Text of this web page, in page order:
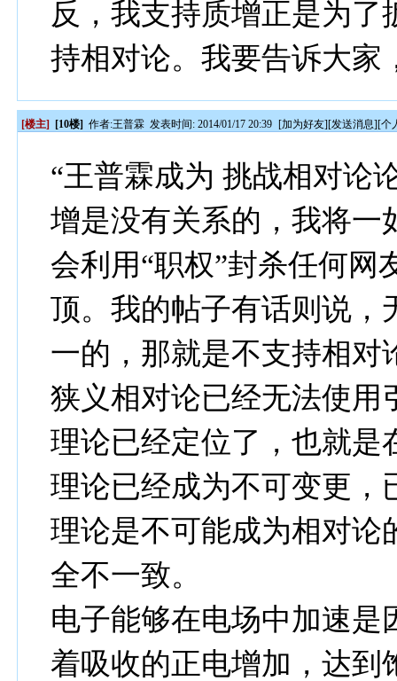
反，我支持质增正是为
持相对论。我要告诉大家
[楼主] [10楼] 作者:王普霖 发表时间: 2014/01/17 20:39 [加为好友][发送消息][个
“王普霖成为 挑战相对论
增是没有关系的，我将一
会利用“职权”封杀任何网
顶。我的帖子有话则说，
一的，那就是不支持相对
狭义相对论已经无法使用
理论已经定位了，也就是
理论已经成为不可变更，
理论是不可能成为相对论
全不一致。
电子能够在电场中加速是
着吸收的正电增加，达到